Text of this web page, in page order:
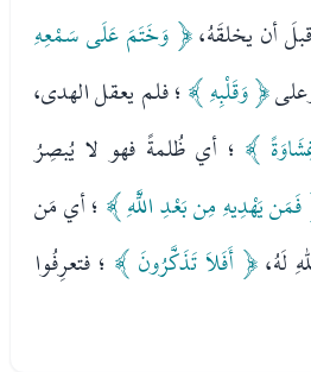
أن يخلقَهُ،﴿ وَخَتَمَ عَلَى سَمْعِهِ
﴿ وَقَلْبِهِ ﴾؛ فلم يعقل الهدى،
﴾ ؛ أي ظُلمةً فهو لا يُبصِرُ
يَهْدِيهِ مِن بَعْدِ اللَّهِ ﴾ ؛ أي مَن
لَهُ،﴿ أَفَلاَ تَذَكَّرُونَ ﴾ ؛ فتعرِفُوا